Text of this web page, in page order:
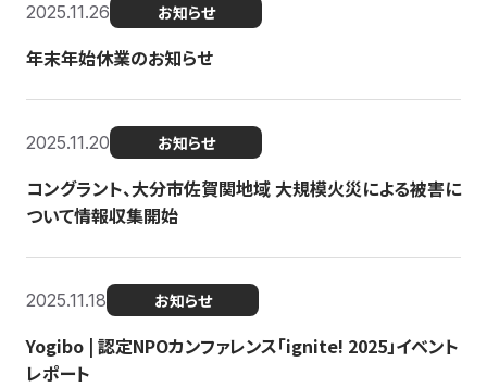
2025.11.26 お知らせ
年末年始休業のお知らせ
2025.11.20 お知らせ
コングラント、大分市佐賀関地域 大規模火災による被害に
ついて情報収集開始
2025.11.18 お知らせ
Yogibo | 認定NPOカンファレンス「ignite! 2025」イベント
レポート